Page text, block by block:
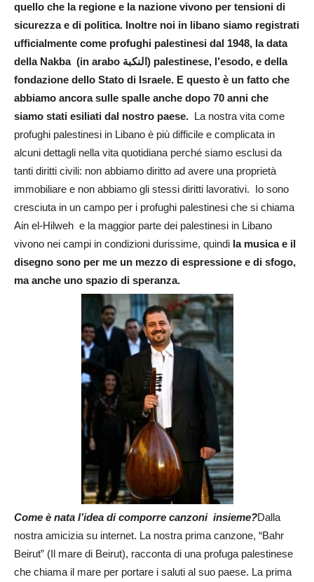
quello che la regione e la nazione vivono per tensioni di
sicurezza e di politica. Inoltre noi in libano siamo registrati
ufficialmente come profughi palestinesi dal 1948, la data
della Nakba (in arabo النكبة) palestinese, l’esodo, e della
fondazione dello Stato di Israele. E questo è un fatto che
abbiamo ancora sulle spalle anche dopo 70 anni che
siamo stati esiliati dal nostro paese. La nostra vita come
profughi palestinesi in Libano è più difficile e complicata in
alcuni dettagli nella vita quotidiana perché siamo esclusi da
tanti diritti civili: non abbiamo diritto ad avere una proprietà
immobiliare e non abbiamo gli stessi diritti lavorativi. Io sono
cresciuta in un campo per i profughi palestinesi che si chiama
Ain el-Hilweh e la maggior parte dei palestinesi in Libano
vivono nei campi in condizioni durissime, quindi la musica e il
disegno sono per me un mezzo di espressione e di sfogo,
ma anche uno spazio di speranza.
Come è nata l’idea di comporre canzoni insieme?Dalla
nostra amicizia su internet. La nostra prima canzone, “Bahr
Beirut” (Il mare di Beirut), racconta di una profuga palestinese
che chiama il mare per portare i saluti al suo paese. La prima